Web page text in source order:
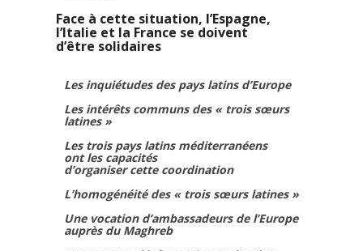
Face à cette situation, l’Espagne,
l’Italie et la France se doivent
d’être solidaires
Les inquiétudes des pays latins d’Europe
Les intérêts communs des « trois sœurs
latines »
Les trois pays latins méditerranéens
ont les capacités
d’organiser cette coordination
L’homogénéité des « trois sœurs latines »
Une vocation d’ambassadeurs de l’Europe
auprès du Maghreb